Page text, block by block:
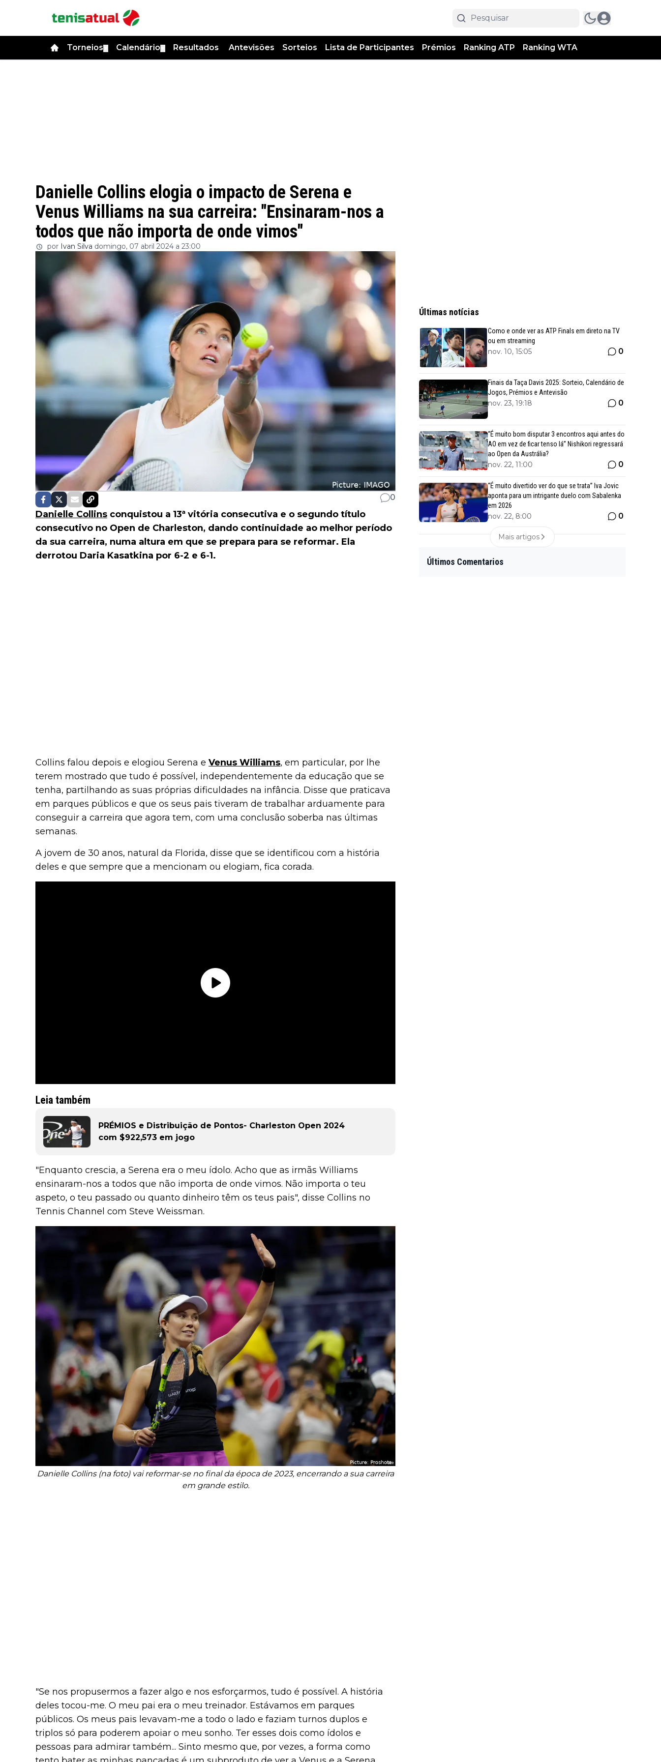
Torneios Calendário Resultados Antevisões Sorteios Lista de Participantes Prémios Ranking ATP Ranking WTA
Danielle Collins elogia o impacto de Serena e
Venus Williams na sua carreira: "Ensinaram-nos a
todos que não importa de onde vimos"
por Ivan Silva domingo, 07 abril 2024 a 23:00
0
Danielle Collins conquistou a 13ª vitória consecutiva e o segundo título
consecutivo no Open de Charleston, dando continuidade ao melhor período
da sua carreira, numa altura em que se prepara para se reformar. Ela
derrotou Daria Kasatkina por 6-2 e 6-1.
Collins falou depois e elogiou Serena e Venus Williams, em particular, por lhe
terem mostrado que tudo é possível, independentemente da educação que se
tenha, partilhando as suas próprias dificuldades na infância. Disse que praticava
em parques públicos e que os seus pais tiveram de trabalhar arduamente para
conseguir a carreira que agora tem, com uma conclusão soberba nas últimas
semanas.
A jovem de 30 anos, natural da Florida, disse que se identificou com a história
deles e que sempre que a mencionam ou elogiam, fica corada.
Leia também
PRÉMIOS e Distribuição de Pontos- Charleston Open 2024
com $922,573 em jogo
"Enquanto crescia, a Serena era o meu ídolo. Acho que as irmãs Williams
ensinaram-nos a todos que não importa de onde vimos. Não importa o teu
aspeto, o teu passado ou quanto dinheiro têm os teus pais", disse Collins no
Tennis Channel com Steve Weissman.
Danielle Collins (na foto) vai reformar-se no final da época de 2023, encerrando a sua carreira
em grande estilo.
"Se nos propusermos a fazer algo e nos esforçarmos, tudo é possível. A história
deles tocou-me. O meu pai era o meu treinador. Estávamos em parques
públicos. Os meus pais levavam-me a todo o lado e faziam turnos duplos e
triplos só para poderem apoiar o meu sonho. Ter esses dois como ídolos e
pessoas para admirar também... Sinto mesmo que, por vezes, a forma como
Últimas notícias
Como e onde ver as ATP Finals em direto na TV
ou em streaming
nov. 10, 15:05 0
Finais da Taça Davis 2025: Sorteio, Calendário de
Jogos, Prémios e Antevisão
nov. 23, 19:18 0
“É muito bom disputar 3 encontros aqui antes do
AO em vez de ficar tenso lá” Nishikori regressará
ao Open da Austrália?
nov. 22, 11:00 0
“É muito divertido ver do que se trata” Iva Jovic
aponta para um intrigante duelo com Sabalenka
em 2026
nov. 22, 8:00 0
Mais artigos
Últimos Comentarios